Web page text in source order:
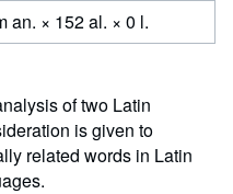
an. × 152 al. × 0 l.
de
152
de
alto
of two Latin
is given to
related words in Latin